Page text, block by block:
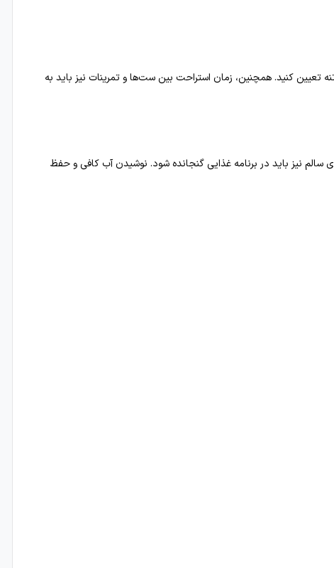
تعیین کنید. همچنین، زمان استراحت بین ست‌ها و تمرینات نیز باید به
نیز باید در برنامه غذایی گنجانده شود. نوشیدن آب کافی و حفظ